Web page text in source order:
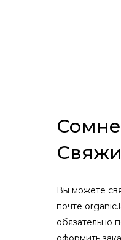
Вы можете
почте
обязательно